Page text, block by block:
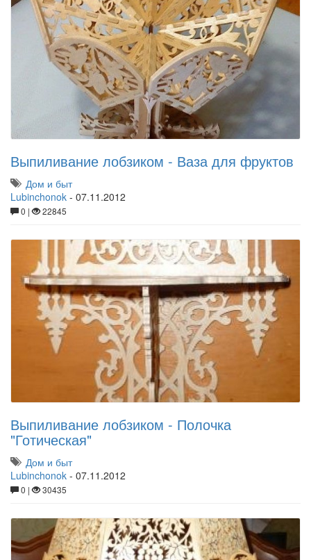
Выпиливание лобзиком - Ваза для фруктов
Дом и быт
Lubinchonok - 07.11.2012
0 | 22845
Выпиливание лобзиком - Полочка
"Готическая"
Дом и быт
Lubinchonok - 07.11.2012
0 | 30435